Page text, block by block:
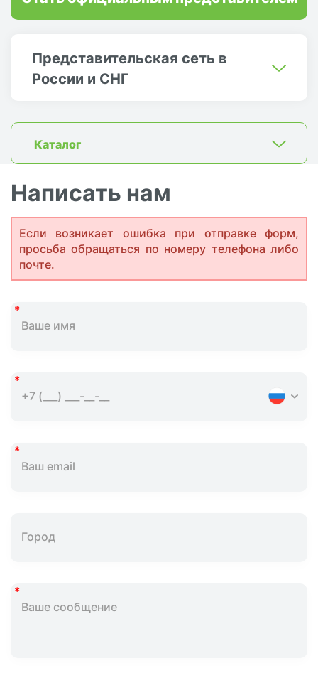
Представительская сеть в
России и СНГ
Каталог
Написать нам
Если возникает ошибка при отправке форм,
просьба обращаться по номеру телефона либо
почте.